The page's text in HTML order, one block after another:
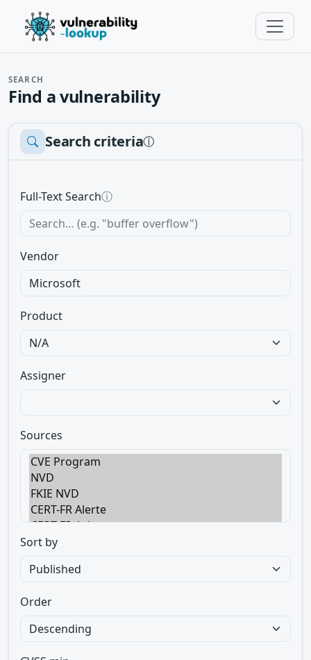
SEARCH
Find a vulnerability
Search criteriaⓘ
Full-Text Searchⓘ
Vendor
Product
Assigner
Sources
Sort by
Order